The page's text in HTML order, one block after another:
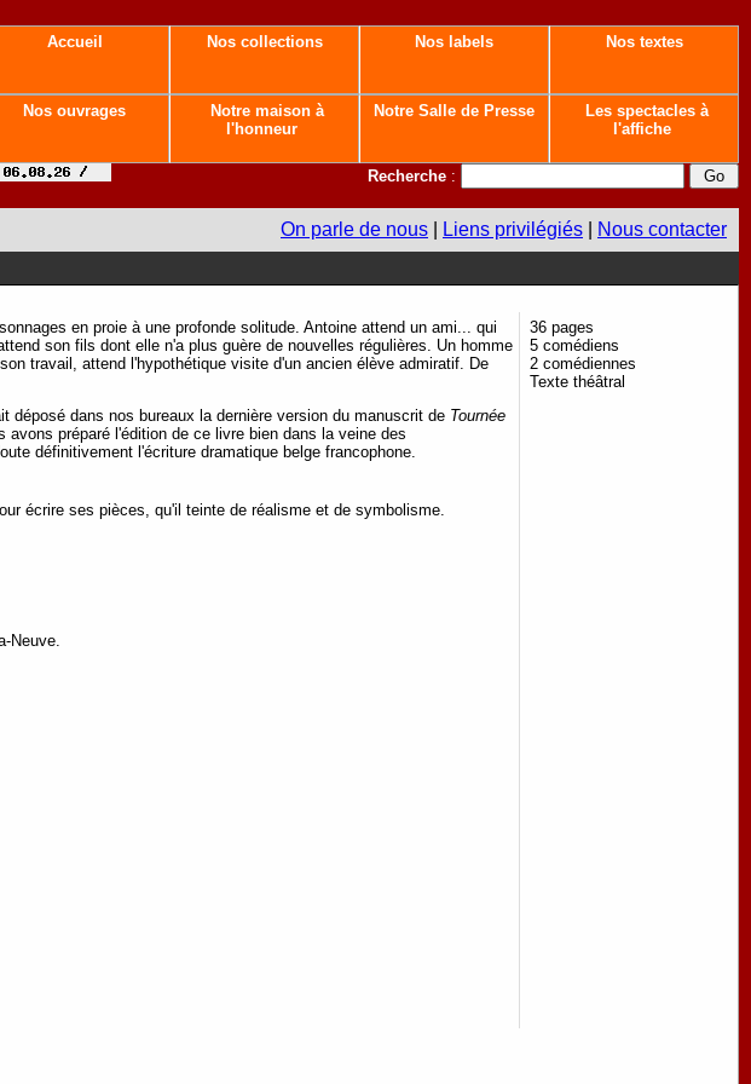
Accueil Nos collections Nos labels Nos textes
Nos ouvrages
Notre maison à
l'honneur
Notre Salle de Presse
Les spectacles à
l'affiche
Recherche :
On parle de nous Liens privilégiés Nous contacter
en proie à une profonde solitude. Antoine attend un ami... qui
son fils dont elle n'a plus guère de nouvelles régulières. Un homme
travail, attend l'hypothétique visite d'un ancien élève admiratif. De
dans nos bureaux la dernière version du manuscrit de Tournée
préparé l'édition de ce livre bien dans la veine des
définitivement l'écriture dramatique belge francophone.
écrire ses pièces, qu'il teinte de réalisme et de symbolisme.
Neuve.
36 pages
5 comédiens
2 comédiennes
Texte théâtral